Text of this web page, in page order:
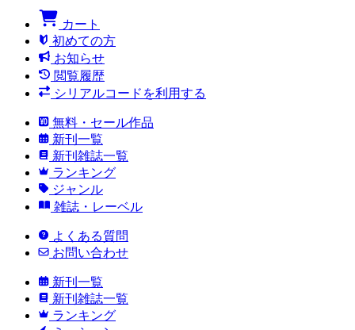
カート
初めての方
お知らせ
閲覧履歴
シリアルコードを利用する
無料・セール作品
新刊一覧
新刊雑誌一覧
ランキング
ジャンル
雑誌・レーベル
よくある質問
お問い合わせ
新刊一覧
新刊雑誌一覧
ランキング